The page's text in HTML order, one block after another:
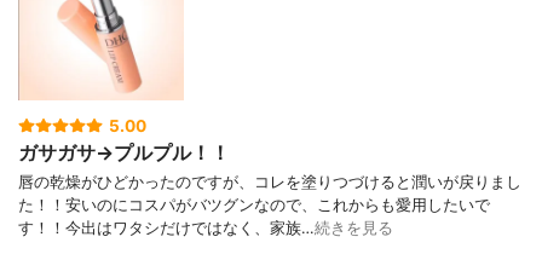
5.00
ガサガサ→プルプル！！
唇の乾燥がひどかったのですが、コレを塗りつづけると潤いが戻りまし
た！！安いのにコスパがバツグンなので、これからも愛用したいで
す！！今出はワタシだけではなく、家族…続きを見る